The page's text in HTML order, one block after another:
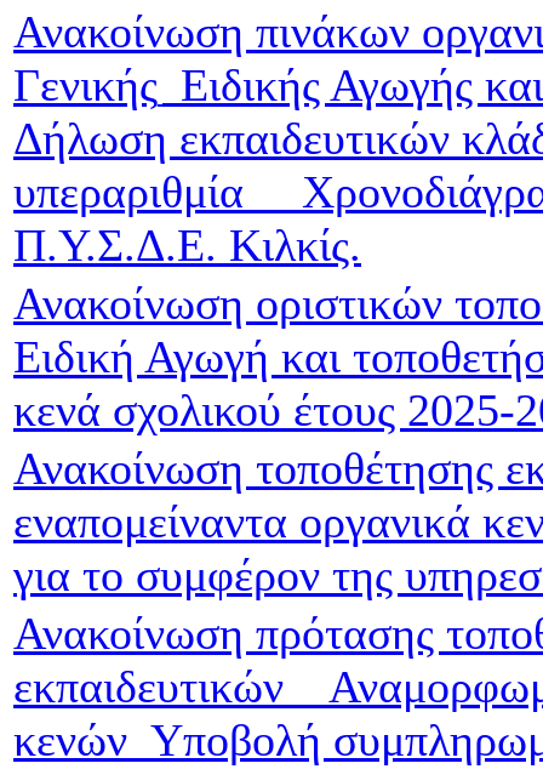
Ανακοίνωση πινάκων
Γενικής_Ειδικής Αγωγής
Δήλωση εκπαιδευτικών
υπεραριθμία
Π.Υ.Σ.Δ.Ε. Κιλκίς.
Ανακοίνωση οριστικών
Ειδική Αγωγή και
κενά σχολικού έτους 2025-
Ανακοίνωση τοποθέτησης
εναπομείναντα οργανικά
για το συμφέρον της
Ανακοίνωση πρότασης
εκπαιδευτικών _
κενών_Υποβολή